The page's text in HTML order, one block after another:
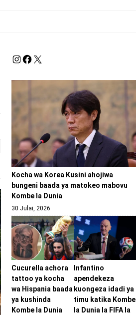
Kocha wa Korea Kusini ahojiwa
bungeni baada ya matokeo mabovu
Kombe la Dunia
30 Julai, 2026
Cucurella achora
tattoo ya kocha
wa Hispania baada
ya kushinda
Kombe la Dunia
Infantino
apendekeza
kuongeza idadi ya
timu katika Kombe
la Dunia la FIFA la